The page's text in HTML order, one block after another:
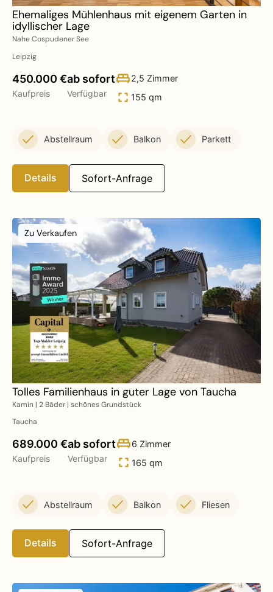
Ehemaliges Mühlenhaus mit eigenem Garten in
idyllischer Lage
Nahe Cospudener See
Leipzig
450.000 €
Kaufpreis
ab sofort
Verfügbar
2,5 Zimmer
155 qm
Abstellraum Balkon Parkett
Details Sofort-Anfrage
Zu Verkaufen
Tolles Familienhaus in guter Lage von Taucha
Kamin | 2 Bäder | schönes Grundstück
Taucha
689.000 €
Kaufpreis
ab sofort
Verfügbar
6 Zimmer
165 qm
Abstellraum Balkon Fliesen
Details Sofort-Anfrage